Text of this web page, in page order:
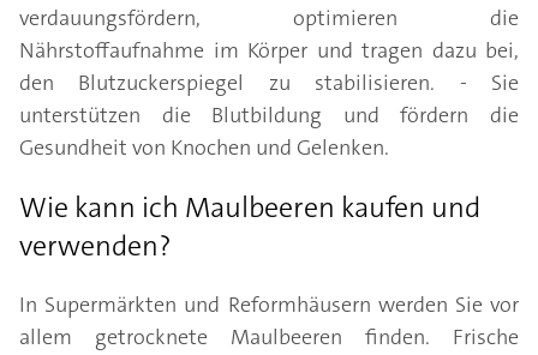
verdauungsfördern, optimieren die
Nährstoffaufnahme im Körper und tragen dazu bei,
den Blutzuckerspiegel zu stabilisieren. - Sie
unterstützen die Blutbildung und fördern die
Gesundheit von Knochen und Gelenken.
Wie kann ich Maulbeeren kaufen und
verwenden?
In Supermärkten und Reformhäusern werden Sie vor
allem getrocknete Maulbeeren finden. Frische